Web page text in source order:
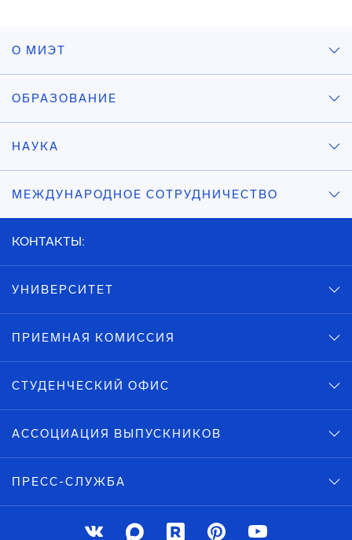
О МИЭТ
ОБРАЗОВАНИЕ
НАУКА
МЕЖДУНАРОДНОЕ СОТРУДНИЧЕСТВО
КОНТАКТЫ:
УНИВЕРСИТЕТ
ПРИЕМНАЯ КОМИССИЯ
СТУДЕНЧЕСКИЙ ОФИС
АССОЦИАЦИЯ ВЫПУСКНИКОВ
ПРЕСС-СЛУЖБА